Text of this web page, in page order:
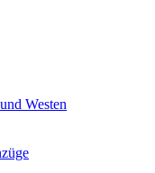
Westen